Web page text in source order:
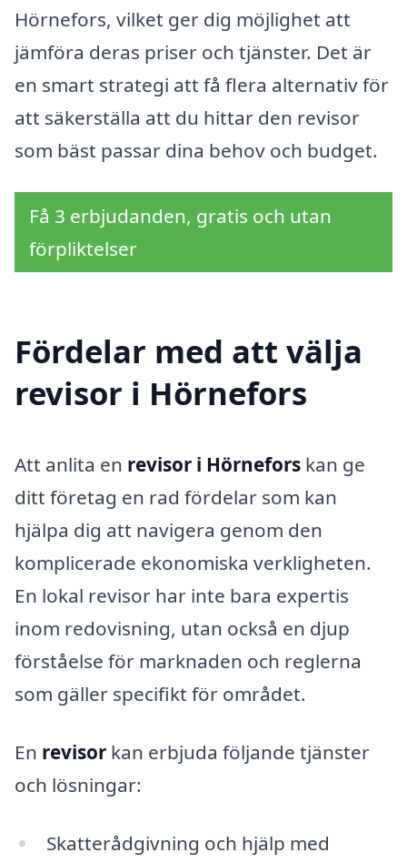
Hörnefors, vilket ger dig möjlighet att
jämföra deras priser och tjänster. Det är
en smart strategi att få flera alternativ för
att säkerställa att du hittar den revisor
som bäst passar dina behov och budget.
Få 3 erbjudanden, gratis och utan
förpliktelser
Fördelar med att välja
revisor i Hörnefors
Att anlita en revisor i Hörnefors kan ge
ditt företag en rad fördelar som kan
hjälpa dig att navigera genom den
komplicerade ekonomiska verkligheten.
En lokal revisor har inte bara expertis
inom redovisning, utan också en djup
förståelse för marknaden och reglerna
som gäller specifikt för området.
En revisor kan erbjuda följande tjänster
och lösningar:
Skatterådgivning och hjälp med